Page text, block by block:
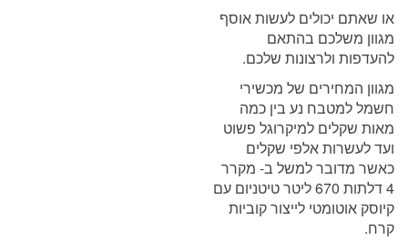
או שאתם יכולים לעשות אוסף
מגוון משלכם בהתאם
להעדפות ולרצונות שלכם.
מגוון המחירים של מכשירי
חשמל למטבח נע בין כמה
מאות שקלים למיקרוגל פשוט
ועד לעשרות אלפי שקלים
כאשר מדובר למשל ב- מקרר
4 דלתות 670 ליטר טיטניום עם
קיוסק אוטומטי לייצור קוביות
קרח.